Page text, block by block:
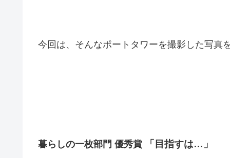
今回は、そんなポートタワーを撮影した写真
暮らしの一枚部門 優秀賞 「目指すは…」